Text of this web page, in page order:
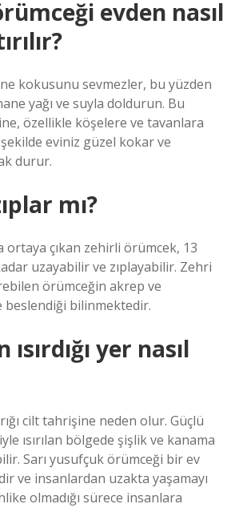
evden nasıl
kokusunu sevmezler, bu yüzden
yağı ve suyla doldurun. Bu
özellikle köşelere ve tavanlara
eviniz güzel kokar ve
durur.
mı?
ortaya çıkan zehirli örümcek, 13
uzayabilir ve zıplayabilir. Zehri
örümceğin akrep ve
bilinmektedir.
ısırdığı yer nasıl
cilt tahrişine neden olur. Güçlü
ısırılan bölgede şişlik ve kanama
Sarı yusufçuk örümceği bir ev
ve insanlardan uzakta yaşamayı
olmadığı sürece insanlara